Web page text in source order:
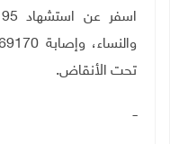
تحت الأنقاض.
ــ